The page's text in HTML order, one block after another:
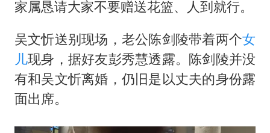
家属恳请大家不要赠送花篮、人到就行。
吴文忻送别现场，老公陈剑陵带着两个女
儿现身，据好友彭秀慧透露。陈剑陵并没
有和吴文忻离婚，仍旧是以丈夫的身份露
面出席。